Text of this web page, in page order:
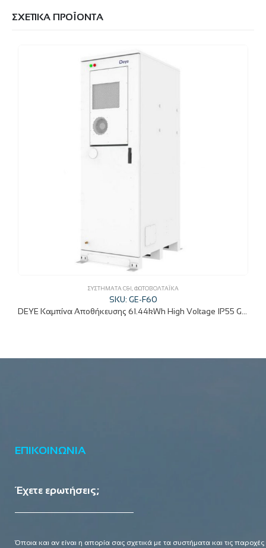
ΣΧΕΤΙΚΆ ΠΡΟΪΌΝΤΑ
ΣΥΣΤΉΜΑΤΑ C&I ΦΩΤΟΒΟΛΤΑΪΚΆ
SKU: GE-F60
ΕΠΙΚΟΙΝΩΝΙΑ
Έχετε ερωτήσεις;
Όποια και αν είναι η απορία σας σχετικά με τα συστήματα και τις παροχές